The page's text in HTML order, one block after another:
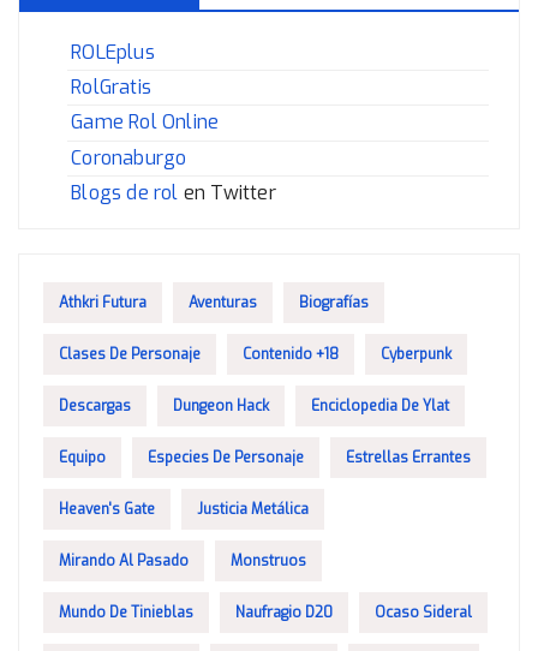
ROLEplus
RolGratis
Game Rol Online
Coronaburgo
Blogs de rol en Twitter
Athkri Futura Aventuras Biografías
Clases De Personaje Contenido +18 Cyberpunk
Descargas Dungeon Hack Enciclopedia De Ylat
Equipo Especies De Personaje Estrellas Errantes
Heaven's Gate Justicia Metálica
Mirando Al Pasado Monstruos
Mundo De Tinieblas Naufragio D20 Ocaso Sideral